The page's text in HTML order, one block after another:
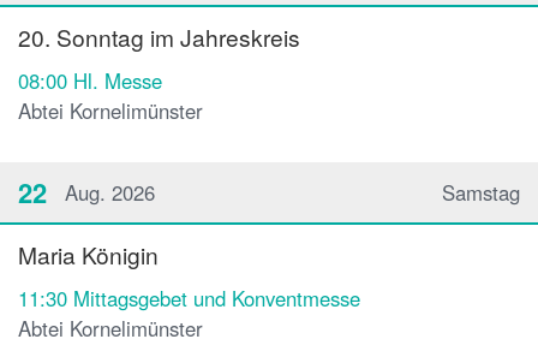
20. Sonntag im Jahreskreis
08:00 Hl. Messe
Abtei Kornelimünster
Samstag
22 Aug. 2026
Maria Königin
11:30 Mittagsgebet und Konventmesse
Abtei Kornelimünster